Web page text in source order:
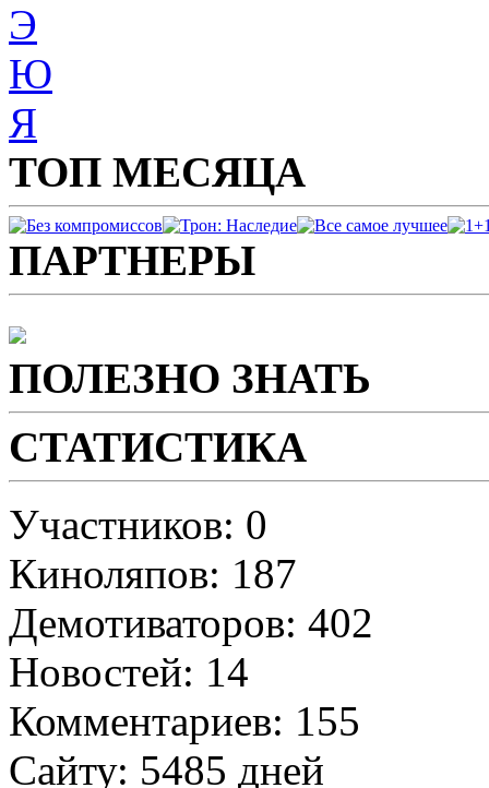
Э
Ю
Я
ТОП МЕСЯЦА
ПАРТНЕРЫ
ПОЛЕЗНО ЗНАТЬ
СТАТИСТИКА
Участников: 0
Киноляпов: 187
Демотиваторов: 402
Новостей: 14
Комментариев: 155
Сайту: 5485 дней